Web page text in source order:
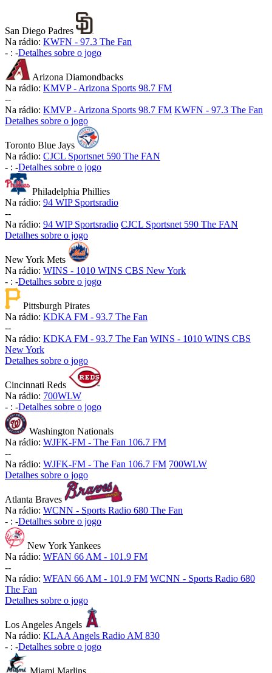
San Diego Padres
Na rádio: KWFN - 97.3 The Fan
- : -Detalhes sobre o jogo
Arizona Diamondbacks
Na rádio: KMVP - Arizona Sports 98.7 FM
--
Na rádio: KMVP - Arizona Sports 98.7 FM KWFN - 97.3 The Fan
Detalhes sobre o jogo
Toronto Blue Jays
Na rádio: CJCL Sportsnet 590 The FAN
- : -Detalhes sobre o jogo
Philadelphia Phillies
Na rádio: 94 WIP Sportsradio
--
Na rádio: 94 WIP Sportsradio CJCL Sportsnet 590 The FAN
Detalhes sobre o jogo
New York Mets
Na rádio: WINS - 1010 WINS CBS New York
- : -Detalhes sobre o jogo
Pittsburgh Pirates
Na rádio: KDKA FM - 93.7 The Fan
--
Na rádio: KDKA FM - 93.7 The Fan WINS - 1010 WINS CBS
New York
Detalhes sobre o jogo
Cincinnati Reds
Na rádio: 700WLW
- : -Detalhes sobre o jogo
Washington Nationals
Na rádio: WJFK-FM - The Fan 106.7 FM
--
Na rádio: WJFK-FM - The Fan 106.7 FM 700WLW
Detalhes sobre o jogo
Atlanta Braves
Na rádio: WCNN - Sports Radio 680 The Fan
- : -Detalhes sobre o jogo
New York Yankees
Na rádio: WFAN 66 AM - 101.9 FM
--
Na rádio: WFAN 66 AM - 101.9 FM WCNN - Sports Radio 680
The Fan
Detalhes sobre o jogo
Los Angeles Angels
Na rádio: KLAA Angels Radio AM 830
- : -Detalhes sobre o jogo